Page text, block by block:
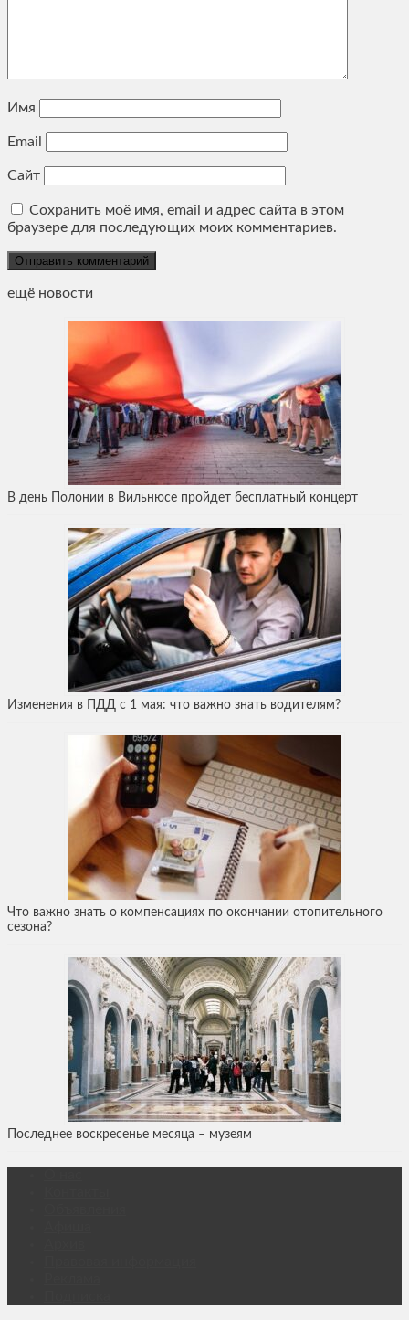
Имя
Email
Сайт
Сохранить моё имя, email и адрес сайта в этом
браузере для последующих моих комментариев.
ещё новости
В день Полонии в Вильнюсе пройдет бесплатный концерт
Изменения в ПДД с 1 мая: что важно знать водителям?
Что важно знать о компенсациях по окончании отопительного
сезона?
Последнее воскресенье месяца – музеям